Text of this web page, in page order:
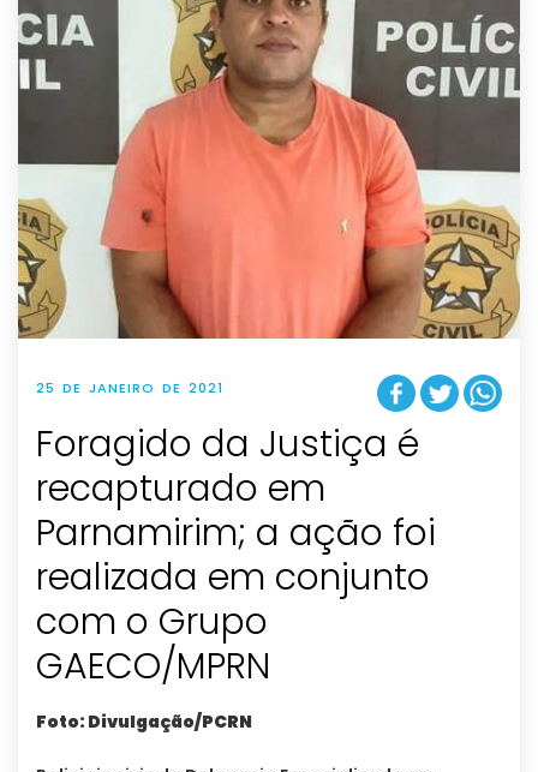
25 DE JANEIRO DE 2021
Foragido da Justiça é
recapturado em
Parnamirim; a ação foi
realizada em conjunto
com o Grupo
GAECO/MPRN
Foto: Divulgação/PCRN